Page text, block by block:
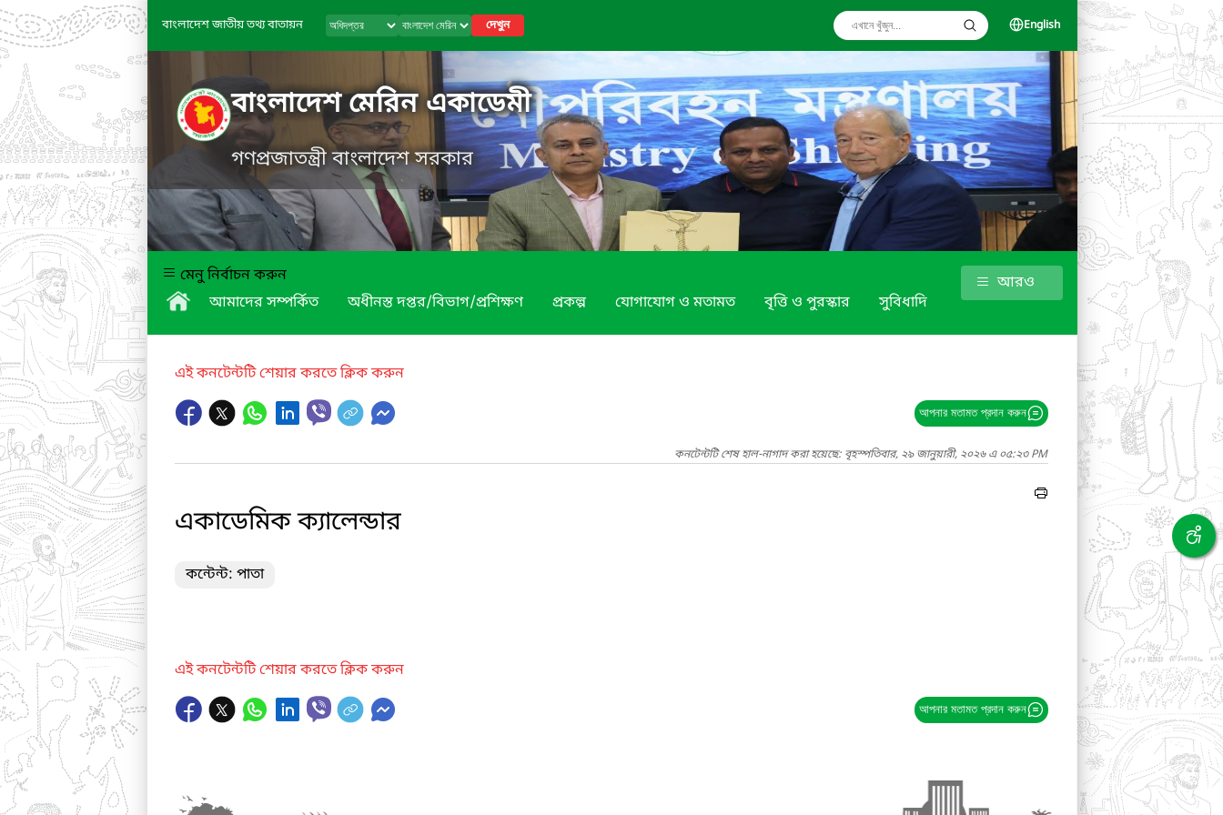
বাংলাদেশ জাতীয় তথ্য বাতায়ন দেখুন English
বাংলাদেশ মেরিন একাডেমী
গণপ্রজাতন্ত্রী বাংলাদেশ সরকার
মেনু নির্বাচন করুন
আমাদের সম্পর্কিত
অধীনস্ত দপ্তর/বিভাগ/প্রশিক্ষণ প্রকল্প যোগাযোগ ও মতামত বৃত্তি ও পুরস্কার সুবিধাদি
আরও
এই কনটেন্টটি শেয়ার করতে ক্লিক করুন
আপনার মতামত প্রদান করুন
কনটেন্টটি শেষ হাল-নাগাদ করা হয়েছে: বৃহস্পতিবার, ২৯ জানুয়ারী, ২০২৬ এ ০৫:২৩ PM
একাডেমিক ক্যালেন্ডার
কন্টেন্ট: পাতা
এই কনটেন্টটি শেয়ার করতে ক্লিক করুন
আপনার মতামত প্রদান করুন